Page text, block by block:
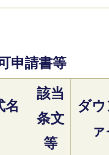
申請書等
名
該当
条文
等
ダ